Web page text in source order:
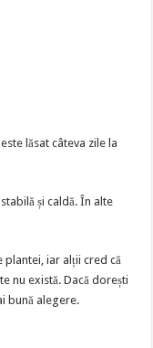
lăsat câteva zile la
și caldă. În alte
plantei, iar alții cred că
nu există. Dacă dorești
bună alegere.